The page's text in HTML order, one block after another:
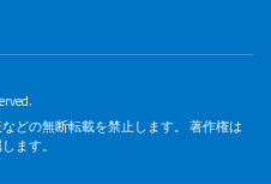
どの無断転載を禁止します。 著作権は
ます。